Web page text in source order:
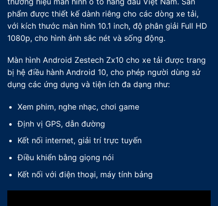
phẩm được thiết kế dành riêng cho các dòng xe tải,
với kích thước màn hình 10.1 inch, độ phân giải Full HD
1080p, cho hình ảnh sắc nét và sống động.
Màn hình Android Zestech Zx10 cho xe tải được trang
bị hệ điều hành Android 10, cho phép người dùng sử
dụng các ứng dụng và tiện ích đa dạng như:
Xem phim, nghe nhạc, chơi game
Định vị GPS, dẫn đường
Kết nối internet, giải trí trực tuyến
Điều khiển bằng giọng nói
Kết nối với điện thoại, máy tính bảng